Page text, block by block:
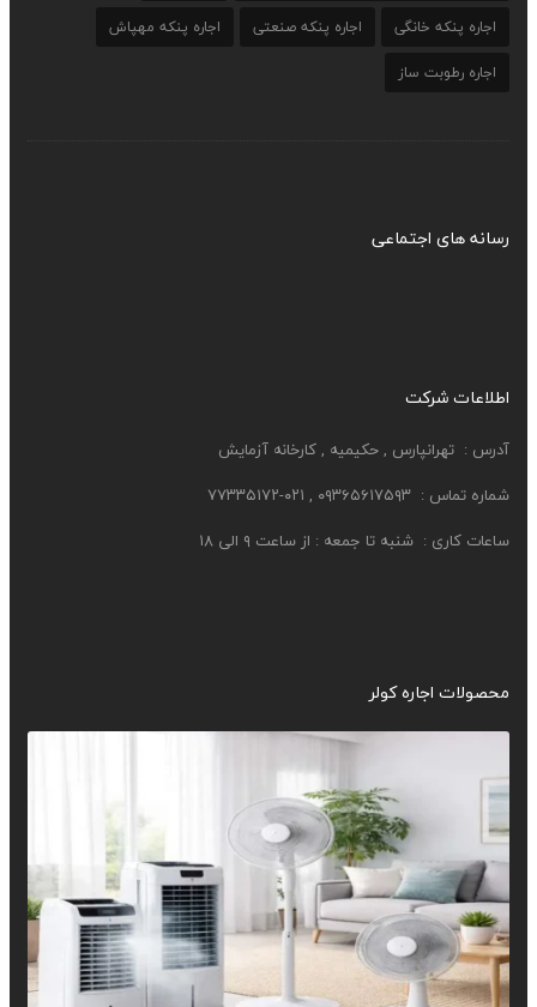
اجاره پنکه خانگی
اجاره پنکه صنعتی
اجاره پنکه مهپاش
اجاره رطوبت ساز
رسانه های اجتماعی
اطلاعات شرکت
آدرس : تهرانپارس , حکیمیه , کارخانه آزمایش
شماره تماس : ۰۹۳۶۵۶۱۷۵۹۳ , ۰۲۱-۷۷۳۳۵۱۷۲
ساعات کاری : شنبه تا جمعه : از ساعت ۹ الی ۱۸
محصولات اجاره کولر